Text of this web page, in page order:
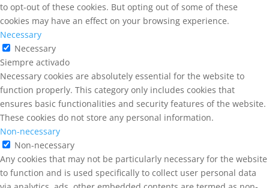
to opt-out of these cookies. But opting out of some of these
cookies may have an effect on your browsing experience.
Necessary
Necessary
Siempre activado
Necessary cookies are absolutely essential for the website to
function properly. This category only includes cookies that
ensures basic functionalities and security features of the website.
These cookies do not store any personal information.
Non-necessary
Non-necessary
Any cookies that may not be particularly necessary for the website
to function and is used specifically to collect user personal data